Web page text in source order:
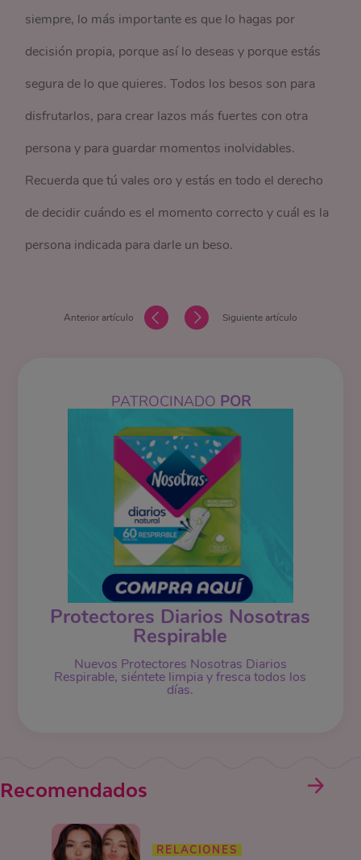
siempre, lo más importante es que lo hagas por
decisión propia, porque así lo deseas y porque estás
segura de lo que quieres. Todos los besos son para
disfrutarlos, para crear lazos más fuertes con otra
persona y para guardar momentos inolvidables.
Recuerda que tú vales oro y estás en todo el derecho
de decidir cuándo es el momento correcto y cuál es la
persona indicada para darle un beso.
Anterior artículo Siguiente artículo
PATROCINADO POR
Protectores Diarios Nosotras
Respirable
Nuevos Protectores Nosotras Diarios
Respirable, siéntete limpia y fresca todos los
días.
Recomendados
RELACIONES